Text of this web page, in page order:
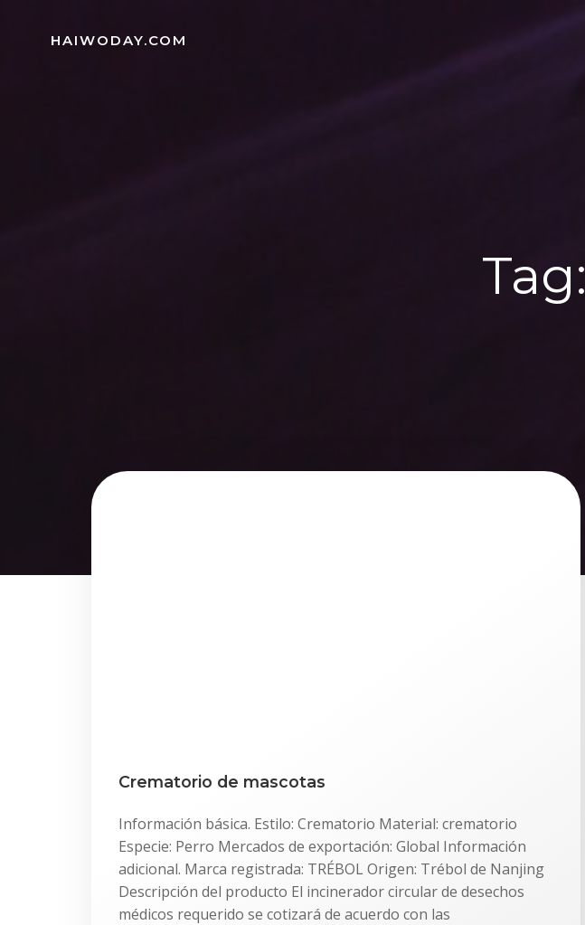
HAIWODAY.COM
Tag:
Crematorio de mascotas
Información básica. Estilo: Crematorio Material: crematorio
Especie: Perro Mercados de exportación: Global Información
adicional. Marca registrada: TRÉBOL Origen: Trébol de Nanjing
Descripción del producto El incinerador circular de desechos
médicos requerido se cotizará de acuerdo con las